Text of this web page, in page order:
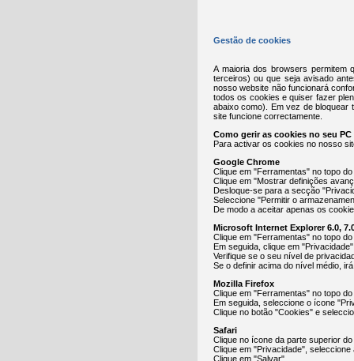
Gestão de cookies
A maioria dos browsers permitem
terceiros) ou que seja avisado
nosso website não funcionará
todos os cookies e quiser fazer
abaixo como). Em vez de bloquear
site funcione correctamente.
Como gerir as cookies no seu PC
Para activar os cookies no nosso
Google Chrome
Clique em "Ferramentas" no topo
Clique em "Mostrar definições
Desloque-se para a secção
Seleccione "Permitir o
De modo a aceitar apenas os
Microsoft Internet Explorer 6.0,
Clique em "Ferramentas" no topo
Em seguida, clique em
Verifique se o seu nível de
Se o definir acima do nível médio,
Mozilla Firefox
Clique em "Ferramentas" no topo
Em seguida, seleccione o ícone
Clique no botão "Cookies" e
Safari
Clique no ícone da parte superior
Clique em "Privacidade",
Clique em "Salvar".